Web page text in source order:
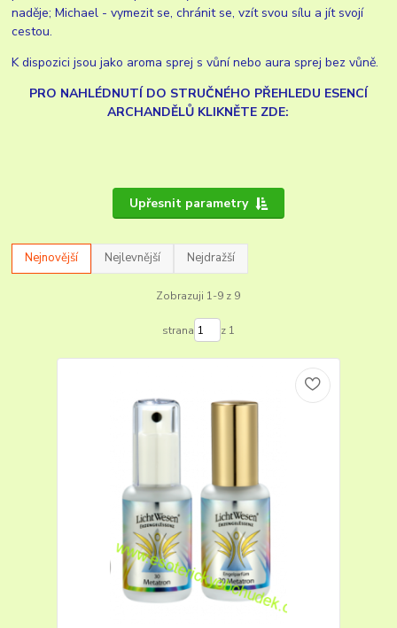
naděje; Michael - vymezit se, chránit se, vzít svou sílu a jít svojí
cestou.
K dispozici jsou jako aroma sprej s vůní nebo aura sprej bez vůně.
PRO NAHLÉDNUTÍ DO STRUČNÉHO PŘEHLEDU ESENCÍ
ARCHANDĚLŮ KLIKNĚTE ZDE:
Upřesnit parametry
Nejnovější Nejlevnější Nejdražší
Zobrazuji 1-9 z 9
strana z 1